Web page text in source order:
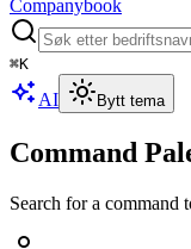
Companybook
⌘K
AI Bytt tema
Command
Search for a command